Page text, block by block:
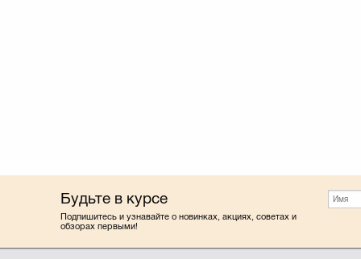
Будьте в курсе
Подпишитесь и узнавайте о новинках, акциях, советах и
обзорах первыми!